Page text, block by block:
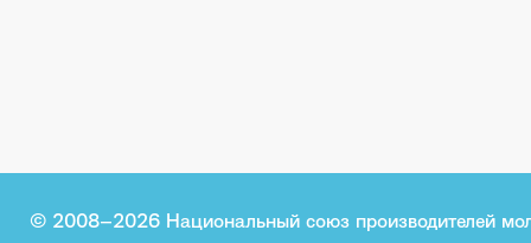
© 2008–2026 Национальный союз производителей